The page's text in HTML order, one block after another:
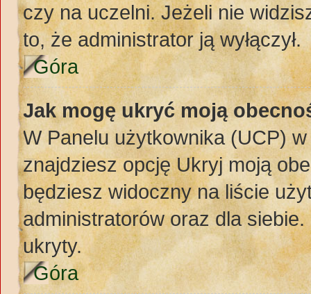
czy na uczelni. Jeżeli nie
to, że administrator ją wyłączył.
Góra
Jak mogę ukryć moją
W Panelu użytkownika (UCP) w
znajdziesz opcję Ukryj moją
będziesz widoczny na liście
administratorów oraz dla
ukryty.
Góra